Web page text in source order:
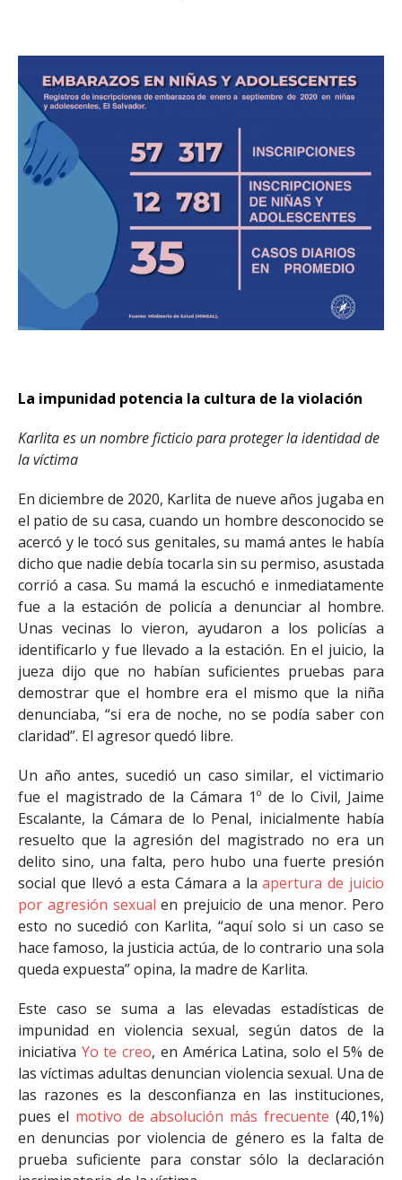
La impunidad potencia la cultura de la violación
Karlita es un nombre ficticio para proteger la identidad de
la víctima
En diciembre de 2020, Karlita de nueve años jugaba en
el patio de su casa, cuando un hombre desconocido se
acercó y le tocó sus genitales, su mamá antes le había
dicho que nadie debía tocarla sin su permiso, asustada
corrió a casa. Su mamá la escuchó e inmediatamente
fue a la estación de policía a denunciar al hombre.
Unas vecinas lo vieron, ayudaron a los policías a
identificarlo y fue llevado a la estación. En el juicio, la
jueza dijo que no habían suficientes pruebas para
demostrar que el hombre era el mismo que la niña
denunciaba, “si era de noche, no se podía saber con
claridad”. El agresor quedó libre.
Un año antes, sucedió un caso similar, el victimario
fue el magistrado de la Cámara 1º de lo Civil, Jaime
Escalante, la Cámara de lo Penal, inicialmente había
resuelto que la agresión del magistrado no era un
delito sino, una falta, pero hubo una fuerte presión
social que llevó a esta Cámara a laapertura de juicio
por agresión sexual en prejuicio de una menor. Pero
esto no sucedió con Karlita, “aquí solo si un caso se
hace famoso, la justicia actúa, de lo contrario una sola
queda expuesta” opina, la madre de Karlita.
Este caso se suma a las elevadas estadísticas de
impunidad en violencia sexual, según datos de la
iniciativa Yo te creo, en América Latina, solo el 5% de
las víctimas adultas denuncian violencia sexual. Una de
las razones es la desconfianza en las instituciones,
pues el motivo de absolución más frecuente (40,1%)
en denuncias por violencia de género es la falta de
prueba suficiente para constar sólo la declaración